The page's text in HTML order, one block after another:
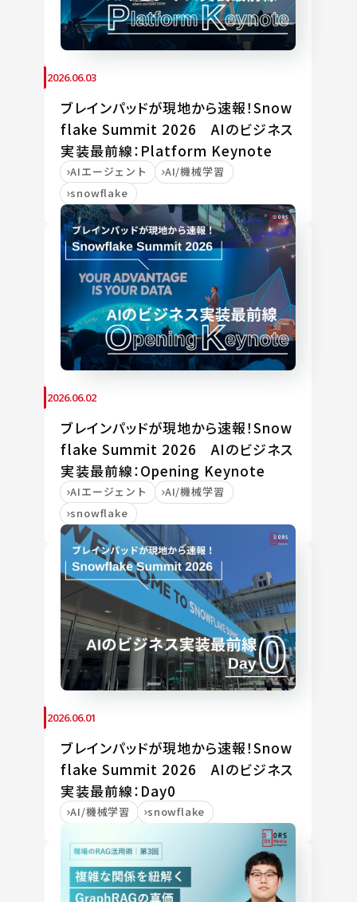
2026.06.03
ブレインパッドが現地から速報！Snow
flake Summit 2026 AIのビジネス
実装最前線：Platform Keynote
AIエージェント
AI/機械学習
snowflake
2026.06.02
ブレインパッドが現地から速報！Snow
flake Summit 2026 AIのビジネス
実装最前線：Opening Keynote
AIエージェント
AI/機械学習
snowflake
2026.06.01
ブレインパッドが現地から速報！Snow
flake Summit 2026 AIのビジネス
実装最前線：Day0
AI/機械学習 snowflake